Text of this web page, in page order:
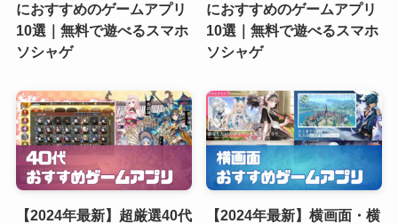
におすすめのゲームアプリ
10選｜無料で遊べるスマホ
ソシャゲ
におすすめのゲームアプリ
10選｜無料で遊べるスマホ
ソシャゲ
【2024年最新】超厳選40代
【2024年最新】横画面・横